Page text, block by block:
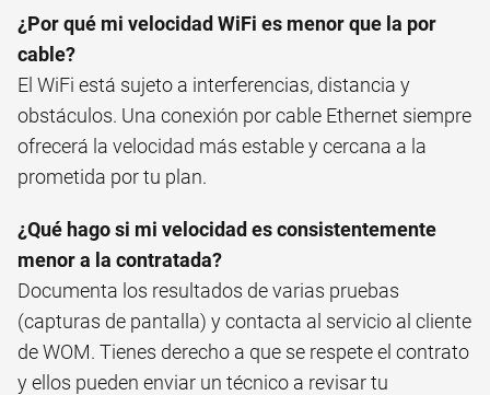
¿Por qué mi velocidad WiFi es menor que la por
cable?
El WiFi está sujeto a interferencias, distancia y
obstáculos. Una conexión por cable Ethernet siempre
ofrecerá la velocidad más estable y cercana a la
prometida por tu plan.
¿Qué hago si mi velocidad es consistentemente
menor a la contratada?
Documenta los resultados de varias pruebas
(capturas de pantalla) y contacta al servicio al cliente
de WOM. Tienes derecho a que se respete el contrato
y ellos pueden enviar un técnico a revisar tu